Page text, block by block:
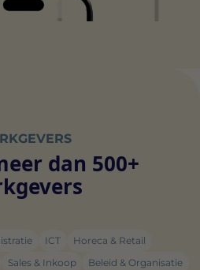
dan 500+
ICT
Horeca & Retail
Sales & Inkoop
Beleid & Organisatie